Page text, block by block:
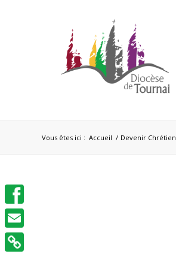
Vous êtes ici : Accueil / Devenir Chrétien
Facebook
Email